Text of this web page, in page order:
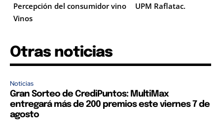
Percepción del consumidor vino
UPM Raflatac.
Vinos
Otras noticias
Noticias
Gran Sorteo de CrediPuntos: MultiMax
entregará más de 200 premios este viernes 7 de
agosto